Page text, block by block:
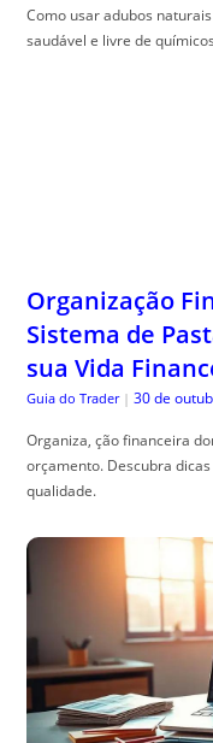
Como usar adubos
saudável e livre de
Organização
Sistema de
sua Vida
Guia do Trader | 30 de
Organiza, ção financeira
orçamento. Descubra
qualidade.